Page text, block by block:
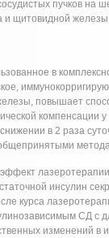
пучков на
и щитовидной
в
повышает
в 2 раза
инсулин
курса
СД с
изменений в